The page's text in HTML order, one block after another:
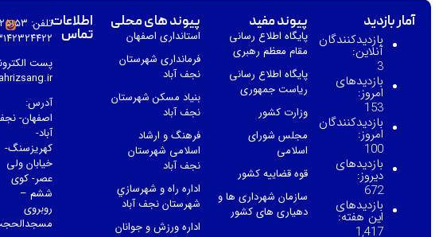
آمار بازدید
بازدیدکنندگان
آنلاین:
3
بازدیدهای
امروز:
153
بازدیدکنندگان
امروز:
100
بازدیدهای
دیروز:
672
بازدیدهای
این هفته:
1,417
پیوند مفید
پایگاه اطلاع رسانی
مقام معظم رهبری
پایگاه اطلاع رسانی
ریاست جمهوری
وزارت کشور
مجلس شورای
اسلامی
قوه قضاییه کشور
سازمان شهرداری ها و
دهیاری های کشور
پیوند های محلی
استانداری اصفهان
فرمانداری شهرستان
نجف آباد
بنیاد مسکن شهرستان
نجف آباد
فرهنگ و ارشاد
اسلامی شهرستان
نجف آباد
اداره راه و شهرسازي
شهرستان نجف آباد
اداره ورزش و جوانان
اطلاعات
تماس
پست
آدرس:
اصفهان-
آباد-
کهریزسنگ-
خیابان ولی
عصر- کوی
ششم –
روبروی